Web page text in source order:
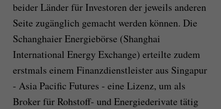
beider Länder für Investoren der jeweils anderen
Seite zugänglich gemacht werden können. Die
Schanghaier Energiebörse (Shanghai
International Energy Exchange) erteilte zudem
erstmals einem Finanzdienstleister aus Singapur
- Asia Pacific Futures - eine Lizenz, um als
Broker für Rohstoff- und Energiederivate tätig